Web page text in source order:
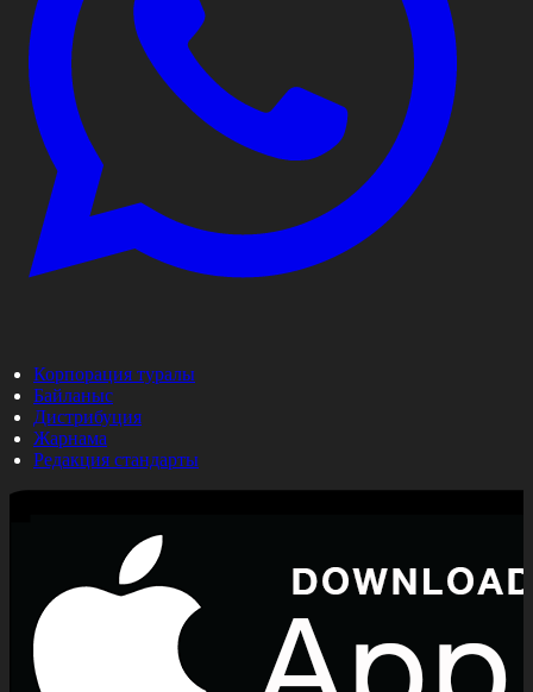
Корпорация туралы
Байланыс
Дистрибуция
Жарнама
Редакция стандарты